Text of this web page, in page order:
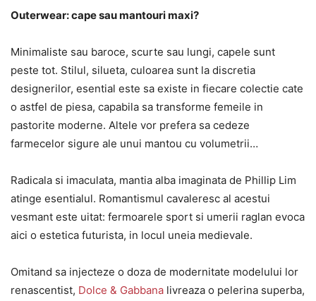
Outerwear: cape sau mantouri maxi?
Minimaliste sau baroce, scurte sau lungi, capele sunt
peste tot. Stilul, silueta, culoarea sunt la discretia
designerilor, esential este sa existe in fiecare colectie cate
o astfel de piesa, capabila sa transforme femeile in
pastorite moderne. Altele vor prefera sa cedeze
farmecelor sigure ale unui mantou cu volumetrii…
Radicala si imaculata, mantia alba imaginata de Phillip Lim
atinge esentialul. Romantismul cavaleresc al acestui
vesmant este uitat: fermoarele sport si umerii raglan evoca
aici o estetica futurista, in locul uneia medievale.
Omitand sa injecteze o doza de modernitate modelului lor
renascentist, Dolce & Gabbana livreaza o pelerina superba,